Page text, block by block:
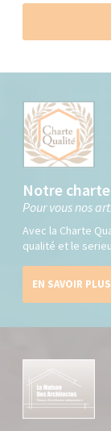
Notre
Pour vous nos
Avec la Charte
qualité et le
EN SAVOIR